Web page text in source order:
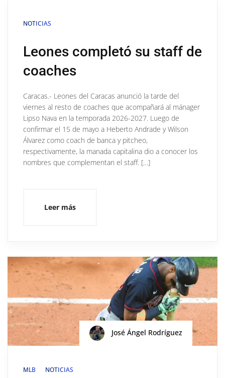
NOTICIAS
Leones completó su staff de
coaches
Caracas.- Leones del Caracas anunció la tarde del
viernes al resto de coaches que acompañará al mánager
Lipso Nava en la temporada 2026-2027. Luego de
confirmar el 15 de mayo a Heberto Andrade y Wilson
Álvarez como coach de banca y pitcheo,
respectivamente, la manada capitalina dio a conocer los
nombres que complementan el staff. […]
Leer más
José Ángel Rodríguez
MLB NOTICIAS